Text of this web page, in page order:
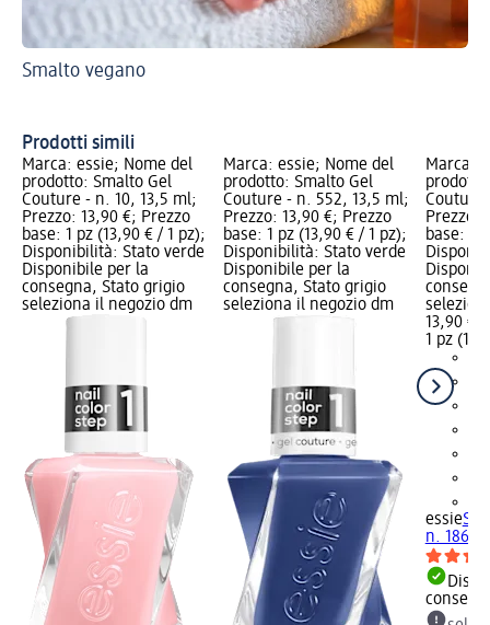
Smalto vegano
Prodotti simili
Marca: essie; Nome del
prodotto: Smalto Gel
Couture - n. 10, 13,5 ml;
Prezzo: 13,90 €; Prezzo
base: 1 pz (13,90 € / 1 pz);
Disponibilità: Stato verde
Disponibile per la
consegna, Stato grigio
seleziona il negozio dm
Marca: essie; Nome del
prodotto: Smalto Gel
Couture - n. 552, 13,5 ml;
Prezzo: 13,90 €; Prezzo
base: 1 pz (13,90 € / 1 pz);
Disponibilità: Stato verde
Disponibile per la
consegna, Stato grigio
seleziona il negozio dm
Marca:
Couture
Prezzo:
base: 1
13,90 €
1 pz
essie
n. 186,